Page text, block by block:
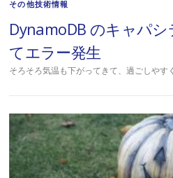
その他技術情報
DynamoDB のキャパ
てエラー発生
そろそろ気温も下がってきて、過ごしやす